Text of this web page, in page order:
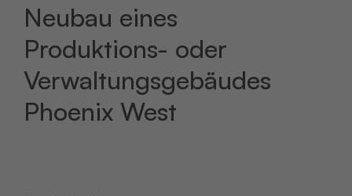
Neubau eines
Produktions- oder
Verwaltungsgebäudes
Phoenix West